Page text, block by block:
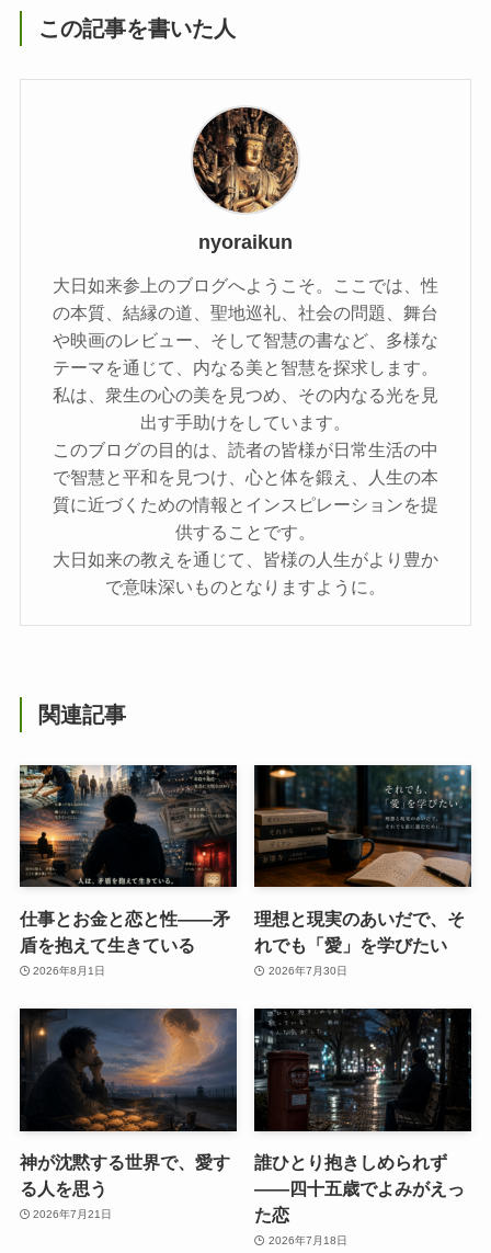
この記事を書いた人
nyoraikun
大日如来参上のブログへようこそ。ここでは、性
の本質、結縁の道、聖地巡礼、社会の問題、舞台
や映画のレビュー、そして智慧の書など、多様な
テーマを通じて、内なる美と智慧を探求します。
私は、衆生の心の美を見つめ、その内なる光を見
出す手助けをしています。
このブログの目的は、読者の皆様が日常生活の中
で智慧と平和を見つけ、心と体を鍛え、人生の本
質に近づくための情報とインスピレーションを提
供することです。
大日如来の教えを通じて、皆様の人生がより豊か
で意味深いものとなりますように。
関連記事
仕事とお金と恋と性——矛
盾を抱えて生きている
2026年8月1日
理想と現実のあいだで、そ
れでも「愛」を学びたい
2026年7月30日
神が沈黙する世界で、愛す
る人を思う
2026年7月21日
誰ひとり抱きしめられず
――四十五歳でよみがえっ
た恋
2026年7月18日